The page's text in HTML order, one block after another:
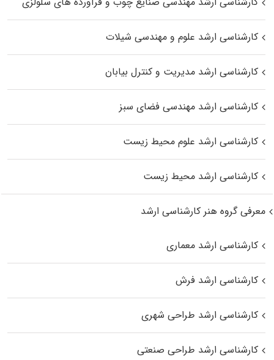
کارشناسی ارشد علوم و مهندسی شیلات
کارشناسی ارشد مدیریت و کنترل بیابان
کارشناسی ارشد مهندسی فضای سبز
کارشناسی ارشد علوم محیط‌ زیست
کارشناسی ارشد محیط زیست
معرفی گروه هنر کارشناسی ارشد
کارشناسی ارشد معماری
کارشناسی ارشد فرش
کارشناسی ارشد طراحی شهری
کارشناسی ارشد طراحی صنعتی